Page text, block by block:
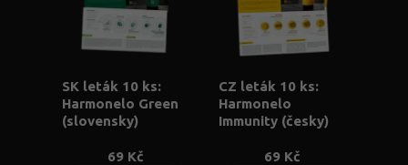
SK leták 10 ks:
Harmonelo Green
(slovensky)
69 Kč
CZ leták 10 ks:
Harmonelo
Immunity (česky)
69 Kč